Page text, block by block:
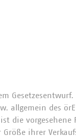
allgemein des
die
ihrer